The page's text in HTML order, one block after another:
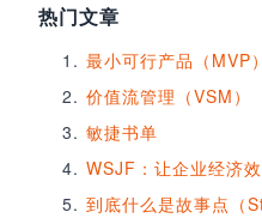
热门文章
最小可行产品（MVP）
价值流管理（VSM）
敏捷书单
WSJF：让企业经济
到底什么是故事点（